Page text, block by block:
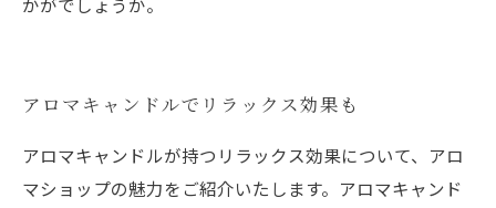
アロマキャンドルでリラックス効果も
アロマキャンドルが持つリラックス効果について、アロ
マショップの魅力をご紹介いたします。アロマキャンド